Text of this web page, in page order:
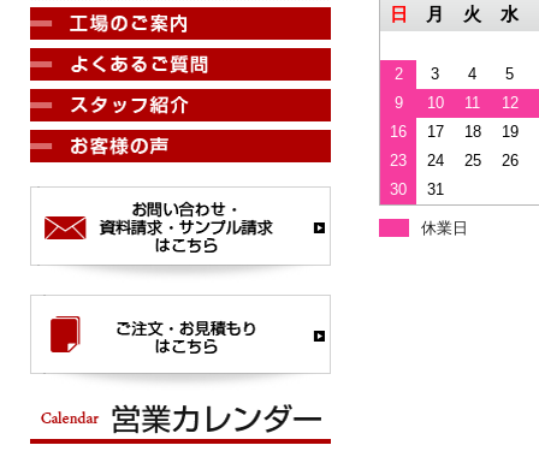
日 月 火 水
2 3 4
5
9
10 11
12
16
17 18
19
23
24 25
26
30
31
休業日